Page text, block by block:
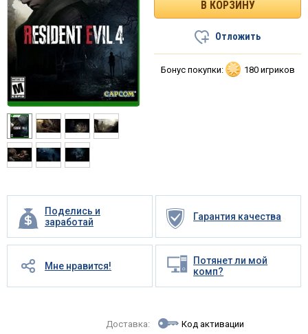
Поделись и
заработай
Гарантия качества
Мне нравится!
Потянет ли мой
комп?
Доставка: Код активации
Отложить
Бонус покупки: 180 игриков